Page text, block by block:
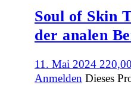
Soul of Skin
der analen
11. Mai 2024
Anmelden Dieses